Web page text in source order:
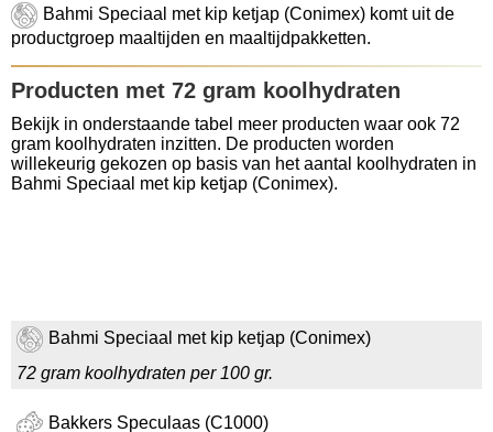
Bahmi Speciaal met kip ketjap (Conimex) komt uit de
productgroep maaltijden en maaltijdpakketten.
Producten met 72 gram koolhydraten
Bekijk in onderstaande tabel meer producten waar ook 72
gram koolhydraten inzitten. De producten worden
willekeurig gekozen op basis van het aantal koolhydraten in
Bahmi Speciaal met kip ketjap (Conimex).
Bahmi Speciaal met kip ketjap (Conimex)
72 gram koolhydraten per 100 gr.
Bakkers Speculaas (C1000)